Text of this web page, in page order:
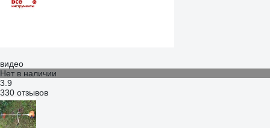
видео
Нет в наличии
3.9
330 отзывов